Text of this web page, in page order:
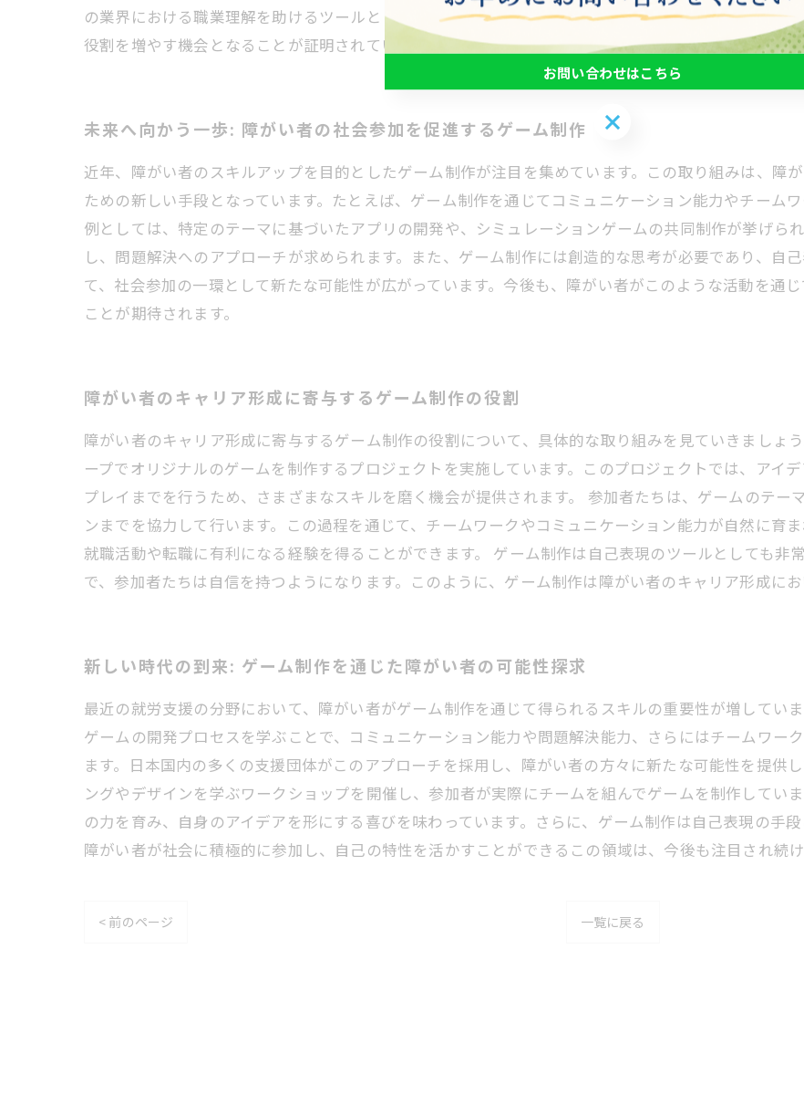
の業界における職業理解を助けるツールとして評価されました。このように、ゲーム制作が障がい者
役割を増やす機会となることが証明されています。
未来へ向かう一歩: 障がい者の社会参加を促進するゲーム制作
近年、障がい者のスキルアップを目的としたゲーム制作が注目を集めています。この取り組みは、障
ための新しい手段となっています。たとえば、ゲーム制作を通じてコミュニケーション能力やチーム
例としては、特定のテーマに基づいたアプリの開発や、シミュレーションゲームの共同制作が挙げら
し、問題解決へのアプローチが求められます。また、ゲーム制作には創造的な思考が必要であり、自
て、社会参加の一環として新たな可能性が広がっています。今後も、障がい者がこのような活動を通
ことが期待されます。
障がい者のキャリア形成に寄与するゲーム制作の役割
障がい者のキャリア形成に寄与するゲーム制作の役割について、具体的な取り組みを見ていきましょ
ープでオリジナルのゲームを制作するプロジェクトを実施しています。このプロジェクトでは、アイ
プレイまでを行うため、さまざまなスキルを磨く機会が提供されます。 参加者たちは、ゲームのテー
ンまでを協力して行います。この過程を通じて、チームワークやコミュニケーション能力が自然に育
就職活動や転職に有利になる経験を得ることができます。 ゲーム制作は自己表現のツールとしても非
で、参加者たちは自信を持つようになります。このように、ゲーム制作は障がい者のキャリア形成に
新しい時代の到来: ゲーム制作を通じた障がい者の可能性探求
最近の就労支援の分野において、障がい者がゲーム制作を通じて得られるスキルの重要性が増してい
ゲームの開発プロセスを学ぶことで、コミュニケーション能力や問題解決能力、さらにはチームワー
ます。日本国内の多くの支援団体がこのアプローチを採用し、障がい者の方々に新たな可能性を提供
ングやデザインを学ぶワークショップを開催し、参加者が実際にチームを組んでゲームを制作してい
の力を育み、自身のアイデアを形にする喜びを味わっています。さらに、ゲーム制作は自己表現の手
障がい者が社会に積極的に参加し、自己の特性を活かすことができるこの領域は、今後も注目され続け
< 前のページ 一覧に戻る
お問い合わせはこちら
お問い合わせはこちら